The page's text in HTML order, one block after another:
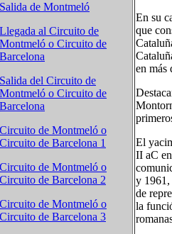
Salida de Montmeló
Llegada al Circuito de
Montmeló o Circuito de
Barcelona
Salida del Circuito de
Montmeló o Circuito de
Barcelona
Circuito de Montmeló o
Circuito de Barcelona 1
Circuito de Montmeló o
Circuito de Barcelona 2
Circuito de Montmeló o
Circuito de Barcelona 3
En su
que
en más
El
II aC
y 1961,
de
la